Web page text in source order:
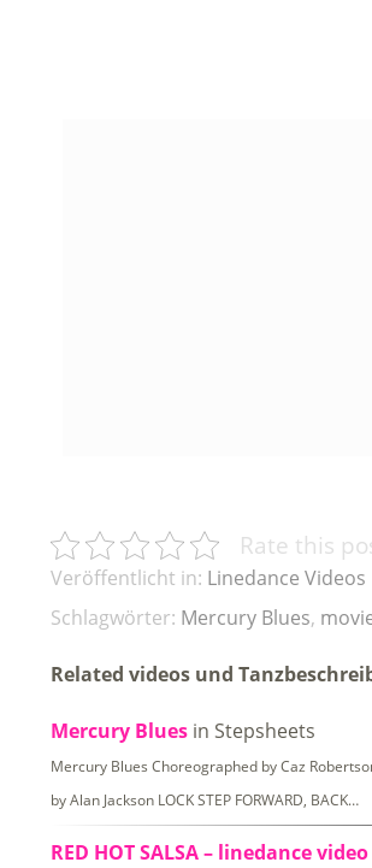
Rate this
Veröffentlicht in: Linedance Videos
Schlagwörter: Mercury Blues,
Related videos und
Mercury Blues in Stepsheets
Mercury Blues Choreographed by Caz
by Alan Jackson LOCK STEP FORWARD, BACK…
RED HOT SALSA – linedance